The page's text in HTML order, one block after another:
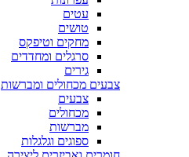
עטים
טושים
מחקים וטיפקס
סרגלים ומחדדים
גירים
צבעים מכחולים ומברשות
צבעים
מכחולים
מברשות
ספוגים וגלגלות